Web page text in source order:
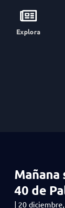
Explora
40 de
| 20